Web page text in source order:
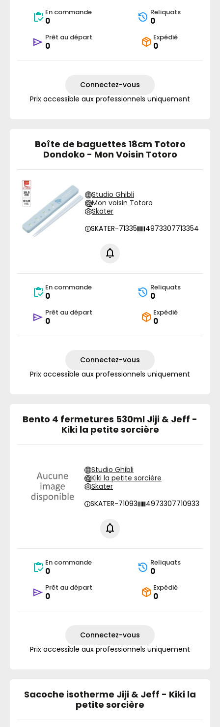
En commande
0
Reliquats
0
Prêt au départ
0
Expédié
0
Connectez-vous
Prix accessible aux professionnels uniquement
Boîte de baguettes 18cm Totoro
Dondoko - Mon Voisin Totoro
Studio Ghibli
Mon voisin Totoro
Skater
SKATER-71335
4973307713354
En commande
0
Reliquats
0
Prêt au départ
0
Expédié
0
Connectez-vous
Prix accessible aux professionnels uniquement
Bento 4 fermetures 530ml Jiji & Jeff -
Kiki la petite sorcière
Studio Ghibli
Kiki la petite sorcière
Skater
SKATER-71093
4973307710933
En commande
0
Reliquats
0
Prêt au départ
0
Expédié
0
Connectez-vous
Prix accessible aux professionnels uniquement
Sacoche isotherme Jiji & Jeff - Kiki la
petite sorcière